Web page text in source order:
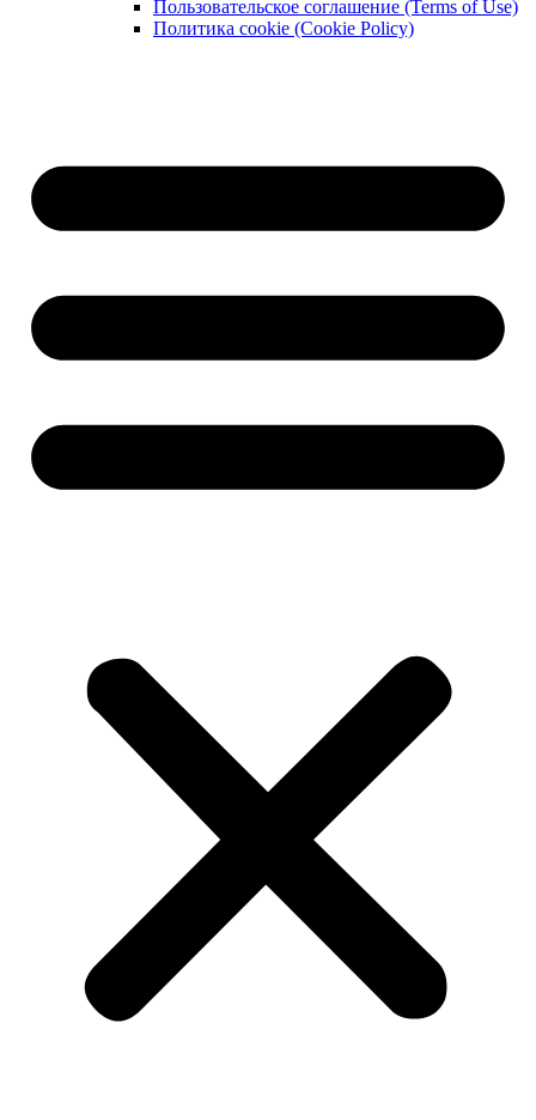
Пользовательское соглашение (Terms of Use)
Политика cookie (Cookie Policy)